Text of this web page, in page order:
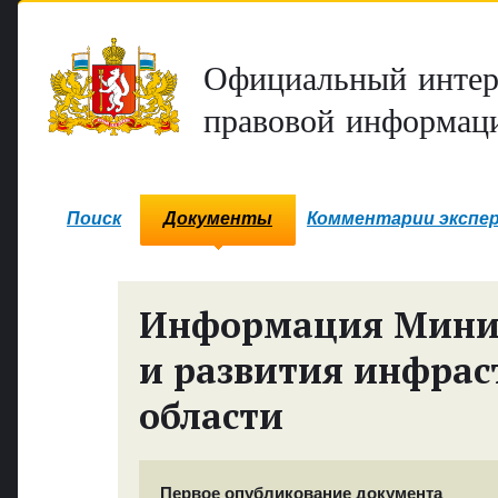
Официальный
правовой
Поиск Документы Комментарии
Информация
и развития
области
Первое опубликование документа